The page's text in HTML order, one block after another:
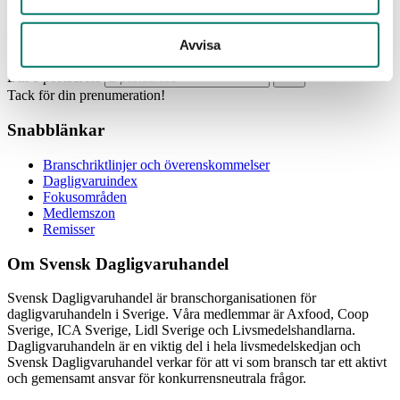
Avvisa
Din e-postadress
Tack för din prenumeration!
Snabblänkar
Branschriktlinjer och överenskommelser
Dagligvaruindex
Fokusområden
Medlemszon
Remisser
Om Svensk Dagligvaruhandel
Svensk Dagligvaruhandel är branschorganisationen för
dagligvaruhandeln i Sverige. Våra medlemmar är Axfood, Coop
Sverige, ICA Sverige, Lidl Sverige och Livsmedelshandlarna.
Dagligvaruhandeln är en viktig del i hela livsmedelskedjan och
Svensk Dagligvaruhandel verkar för att vi som bransch tar ett aktivt
och gemensamt ansvar för konkurrensneutrala frågor.